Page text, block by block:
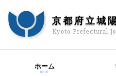
京都府立城
Kyoto Prefectural
ホーム
HOME